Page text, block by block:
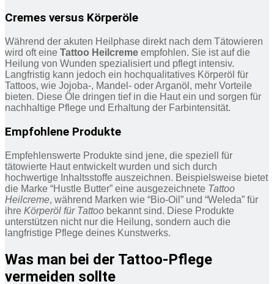
Cremes versus Körperöle
Während der akuten Heilphase direkt nach dem Tätowieren
wird oft eine Tattoo Heilcreme empfohlen. Sie ist auf die
Heilung von Wunden spezialisiert und pflegt intensiv.
Langfristig kann jedoch ein hochqualitatives Körperöl für
Tattoos, wie Jojoba-, Mandel- oder Arganöl, mehr Vorteile
bieten. Diese Öle dringen tief in die Haut ein und sorgen für
nachhaltige Pflege und Erhaltung der Farbintensität.
Empfohlene Produkte
Empfehlenswerte Produkte sind jene, die speziell für
tätowierte Haut entwickelt wurden und sich durch
hochwertige Inhaltsstoffe auszeichnen. Beispielsweise bietet
die Marke “Hustle Butter” eine ausgezeichnete Tattoo
Heilcreme, während Marken wie “Bio-Oil” und “Weleda” für
ihre Körperöl für Tattoo bekannt sind. Diese Produkte
unterstützen nicht nur die Heilung, sondern auch die
langfristige Pflege deines Kunstwerks.
Was man bei der Tattoo-Pflege
vermeiden sollte